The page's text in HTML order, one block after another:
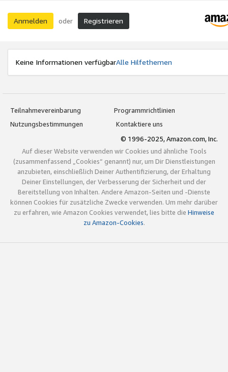
Anmelden oder Registrieren
Keine Informationen verfügbarAlle Hilfethemen
Teilnahmevereinbarung
Programmrichtlinien
Nutzungsbestimmungen
Kontaktiere uns
© 1996-2025, Amazon.com, Inc.
Auf dieser Website verwenden wir Cookies und ähnliche Tools
(zusammenfassend „Cookies“ genannt) nur, um Dir Dienstleistungen
anzubieten, einschließlich Deiner Authentifizierung, der Erhaltung
Deiner Einstellungen, der Verbesserung der Sicherheit und der
Bereitstellung von Inhalten. Andere Amazon-Seiten und -Dienste
können Cookies für zusätzliche Zwecke verwenden. Um mehr darüber
zu erfahren, wie Amazon Cookies verwendet, lies bitte die Hinweise
zu Amazon-Cookies.